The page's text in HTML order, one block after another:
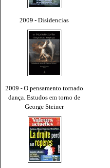
2009 - Disidencias
2009 - O pensamento tornado
dança. Estudos em torno de
George Steiner